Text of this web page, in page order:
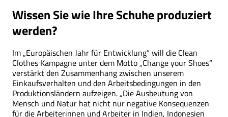
Wissen Sie wie Ihre Schuhe produziert
werden?
Im „Europäischen Jahr für Entwicklung“ will die Clean
Clothes Kampagne unter dem Motto „Change your Shoes“
verstärkt den Zusammenhang zwischen unserem
Einkaufsverhalten und den Arbeitsbedingungen in den
Produktionsländern aufzeigen. „Die Ausbeutung von
Mensch und Natur hat nicht nur negative Konsequenzen
für die Arbeiterinnen und Arbeiter in Indien, Indonesien